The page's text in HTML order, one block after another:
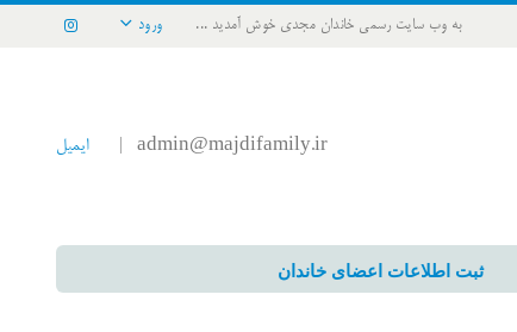
به وب سایت رسمی خاندان مجدی خوش آمدید ... ورود
admin@majdifamily.ir ایمیل
ثبت اطلاعات اعضای خاندان